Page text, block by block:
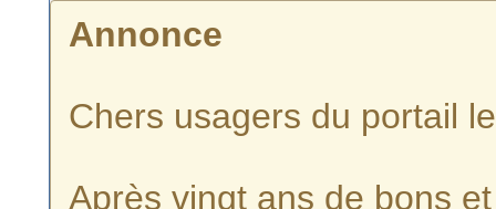
Annonce
Chers usagers du portail
Après vingt ans de bons